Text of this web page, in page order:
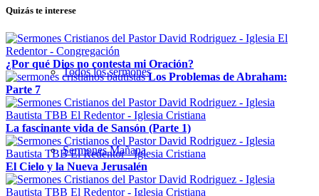
Todos los sermones
Sermones Mañana
Quizás te interese
¿Por qué Dios no contesta mi Oración?
Los Problemas de Abraham:
Parte 7
La fascinante vida de Sansón (Parte 1)
El Cielo y la Nueva Jerusalén